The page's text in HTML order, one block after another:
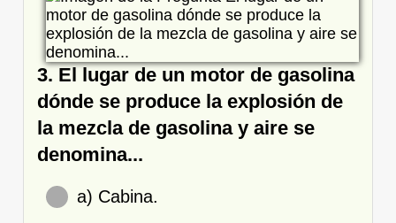
3. El lugar de un motor de gasolina
dónde se produce la explosión de
la mezcla de gasolina y aire se
denomina...
a) Cabina.